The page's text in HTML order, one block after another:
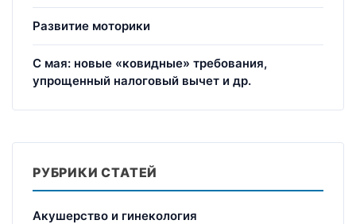
Развитие моторики
С мая: новые «ковидные» требования,
упрощенный налоговый вычет и др.
РУБРИКИ СТАТЕЙ
Акушерство и гинекология